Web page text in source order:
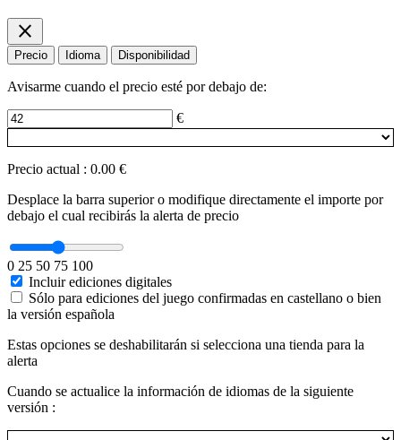
close
Precio Idioma Disponibilidad
Avisarme cuando el precio esté por debajo de:
€
Precio actual : 0.00 €
Desplace la barra superior o modifique directamente el importe por
debajo el cual recibirás la alerta de precio
0 25 50 75 100
Incluir ediciones digitales
Sólo para ediciones del juego confirmadas en castellano o bien
la versión española
Estas opciones se deshabilitarán si selecciona una tienda para la
alerta
Cuando se actualice la información de idiomas de la siguiente
versión :